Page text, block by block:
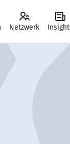
Netzwerk